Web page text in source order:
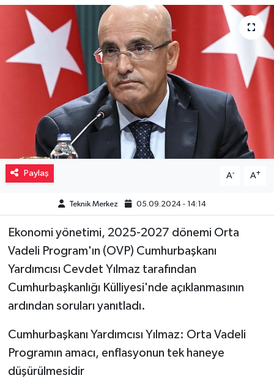
Paylaş A- A+
Teknik Merkez 05.09.2024 - 14:14
Ekonomi yönetimi, 2025-2027 dönemi Orta
Vadeli Program'ın (OVP) Cumhurbaşkanı
Yardımcısı Cevdet Yılmaz tarafından
Cumhurbaşkanlığı Külliyesi'nde açıklanmasının
ardından soruları yanıtladı.
Cumhurbaşkanı Yardımcısı Yılmaz: Orta Vadeli
Programın amacı, enflasyonun tek haneye
düşürülmesidir
Müzik
Piyasa
Resmi İlanlar
Sağlık
Sinemalar
Siyaset
Teknoloji
Türkiye
Video Haber
Yeme-İçme